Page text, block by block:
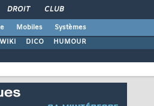
DROIT CLUB
Mobiles
Systèmes
WIKI DICO HUMOUR